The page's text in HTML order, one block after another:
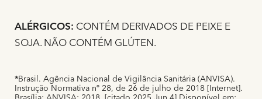
ALÉRGICOS: CONTÉM DERIVADOS DE PEIXE E
SOJA. NÃO CONTÉM GLÚTEN.
*Brasil. Agência Nacional de Vigilância Sanitária (ANVISA).
Instrução Normativa nº 28, de 26 de julho de 2018 [Internet].